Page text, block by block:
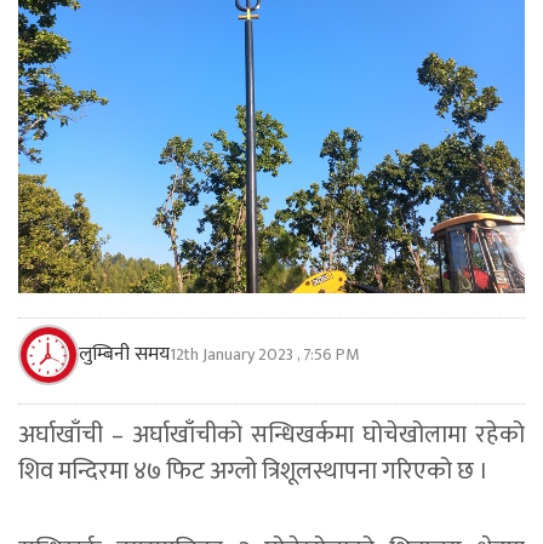
लुम्बिनी समय12th January 2023 , 7:56 PM
अर्घाखाँची – अर्घाखाँचीको सन्धिखर्कमा घोचेखोलामा रहेको
शिव मन्दिरमा ४७ फिट अग्लो त्रिशूलस्थापना गरिएको छ ।